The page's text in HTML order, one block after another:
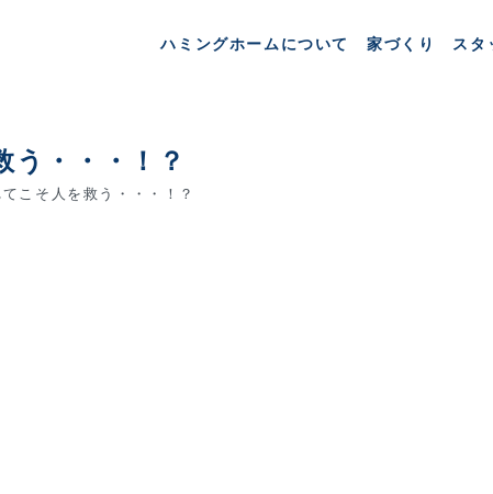
ハミングホームについて 家づくり スタ
う・・・！？
こそ人を救う・・・！？